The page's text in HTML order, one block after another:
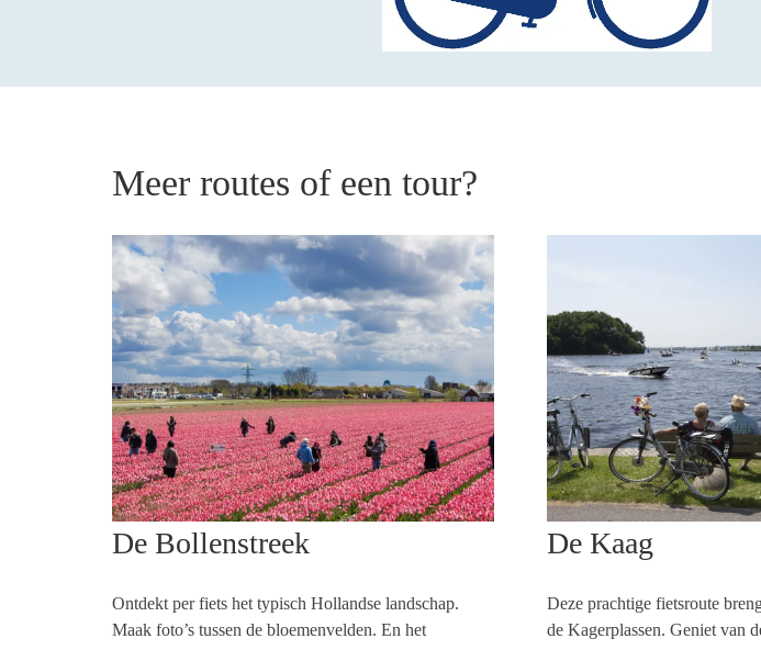
Meer routes of een tour?
De Bollenstreek
Ontdekt per fiets het typisch Hollandse landschap.
Maak foto’s tussen de bloemenvelden. En het
De Kaag
Deze prachtige fietsroute
de Kagerplassen. Geniet van